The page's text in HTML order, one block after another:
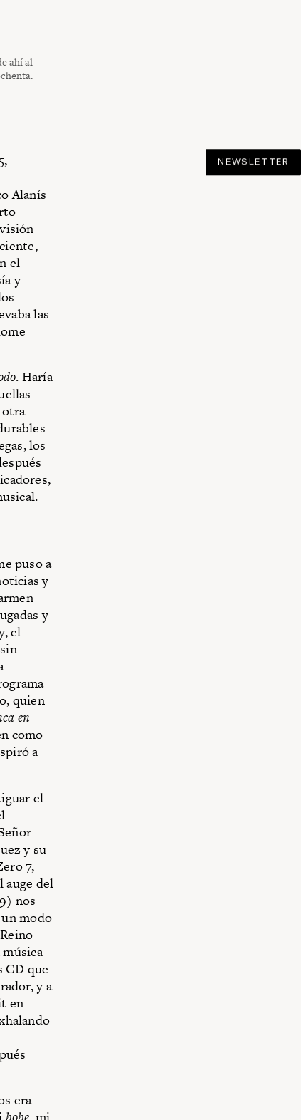
ahí al
,
Alanís
el
y
las
. Haría
otra
los
puso a
y
y
el
quien
en
como
a
el
y su
7,
auge del
nos
modo
CD que
y a
en
era
NEWSLETTER